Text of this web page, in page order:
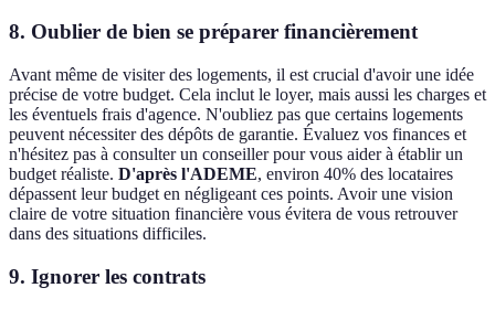
8. Oublier de bien se préparer financièrement
Avant même de visiter des logements, il est crucial d'avoir une idée
précise de votre budget. Cela inclut le loyer, mais aussi les charges et
les éventuels frais d'agence. N'oubliez pas que certains logements
peuvent nécessiter des dépôts de garantie. Évaluez vos finances et
n'hésitez pas à consulter un conseiller pour vous aider à établir un
budget réaliste. D'après l'ADEME, environ 40% des locataires
dépassent leur budget en négligeant ces points. Avoir une vision
claire de votre situation financière vous évitera de vous retrouver
dans des situations difficiles.
9. Ignorer les contrats